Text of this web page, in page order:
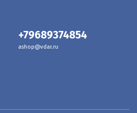
+79689374854
ashop@vdar.ru